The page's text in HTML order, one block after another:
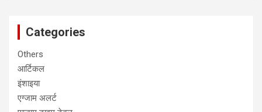
Categories
Others
आर्टिकल
इंशाइया
एग्जाम अलर्ट